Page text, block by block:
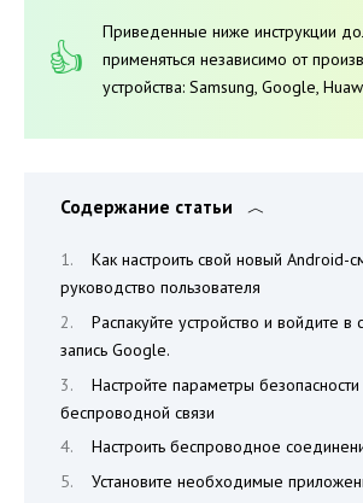
Приведенные ниже инструкции
применяться независимо от
устройства: Samsung, Google,
Содержание статьи
Как настроить свой новый Android-
руководство пользователя
Распакуйте устройство и войдите в
запись Google.
Настройте параметры безопасности
беспроводной связи
Настроить беспроводное
Установите необходимые